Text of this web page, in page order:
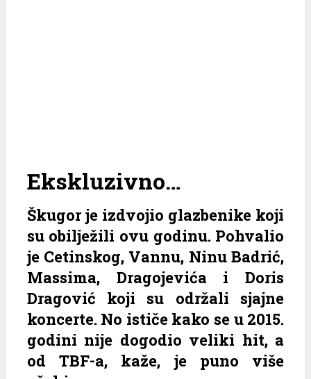
Ekskluzivno…
Škugor je izdvojio glazbenike koji
su obilježili ovu godinu. Pohvalio
je Cetinskog, Vannu, Ninu Badrić,
Massima, Dragojevića i Doris
Dragović koji su održali sjajne
koncerte. No ističe kako se u 2015.
godini nije dogodio veliki hit, a
od TBF-a, kaže, je puno više